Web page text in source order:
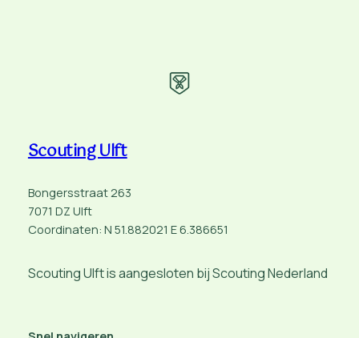
Scouting Ulft
Bongersstraat 263
7071 DZ Ulft
Coordinaten: N 51.882021 E 6.386651
Scouting Ulft is aangesloten bij Scouting Nederland